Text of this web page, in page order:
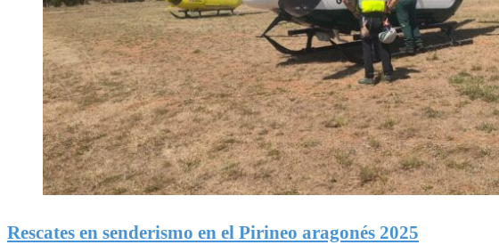
Rescates en senderismo en el Pirineo aragonés 2025